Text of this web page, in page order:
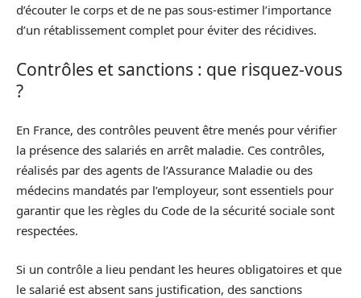
d’écouter le corps et de ne pas sous-estimer l’importance
d’un rétablissement complet pour éviter des récidives.
Contrôles et sanctions : que risquez-vous
?
En France, des contrôles peuvent être menés pour vérifier
la présence des salariés en arrêt maladie. Ces contrôles,
réalisés par des agents de l’Assurance Maladie ou des
médecins mandatés par l’employeur, sont essentiels pour
garantir que les règles du Code de la sécurité sociale sont
respectées.
Si un contrôle a lieu pendant les heures obligatoires et que
le salarié est absent sans justification, des sanctions